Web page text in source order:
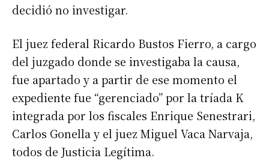
decidió no investigar.
El juez federal Ricardo Bustos Fierro, a cargo
del juzgado donde se investigaba la causa,
fue apartado y a partir de ese momento el
expediente fue “gerenciado” por la tríada K
integrada por los fiscales Enrique Senestrari,
Carlos Gonella y el juez Miguel Vaca Narvaja,
todos de Justicia Legítima.